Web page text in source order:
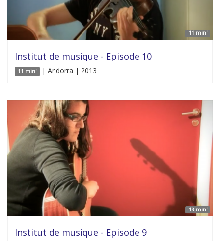
11 min'
Institut de musique - Episode 10
11 min' | Andorra | 2013
13 min'
Institut de musique - Episode 9